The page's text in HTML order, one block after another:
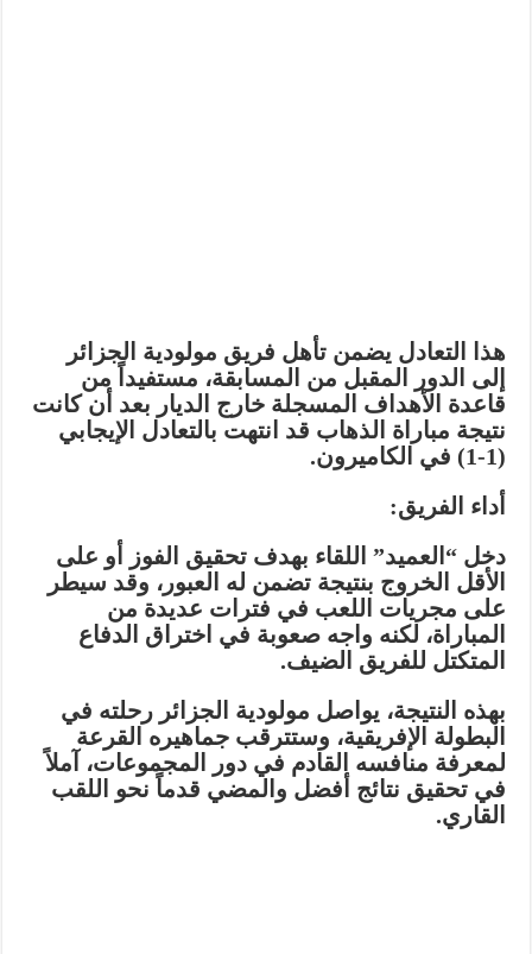
هذا التعادل يضمن تأهل فريق مولودية الجزائر
إلى الدور المقبل من المسابقة، مستفيداً من
قاعدة الأهداف المسجلة خارج الديار بعد أن كانت
نتيجة مباراة الذهاب قد انتهت بالتعادل الإيجابي
(1-1) في الكاميرون.
أداء الفريق:
دخل “العميد” اللقاء بهدف تحقيق الفوز أو على
الأقل الخروج بنتيجة تضمن له العبور، وقد سيطر
على مجريات اللعب في فترات عديدة من
المباراة، لكنه واجه صعوبة في اختراق الدفاع
المتكتل للفريق الضيف.
بهذه النتيجة، يواصل مولودية الجزائر رحلته في
البطولة الإفريقية، وستترقب جماهيره القرعة
لمعرفة منافسه القادم في دور المجموعات، آملاً
في تحقيق نتائج أفضل والمضي قدماً نحو اللقب
القاري.